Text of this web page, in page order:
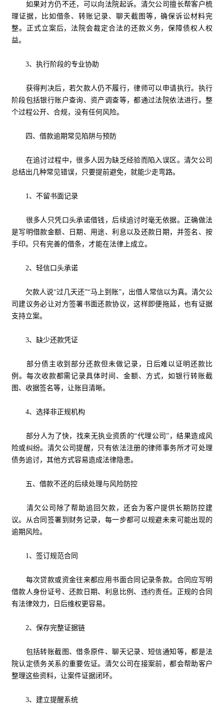
如果对方仍不还，可以向法院起诉。清欠公司擅长帮客户梳
理证据，比如借条、转账记录、聊天截图等，确保诉讼材料完
整。正式立案后，法院会裁定合法的还款义务，保障债权人权
益。
3、执行阶段的专业协助
获得判决后，若欠款人仍不履行，律师可以申请执行。执行
阶段包括银行账户查询、资产调查等，都通过法院依法进行。整
个过程公开、合规，没有任何风险。
四、借款逾期常见陷阱与预防
在追讨过程中，很多人因为缺乏经验而陷入误区。清欠公司
总结出几种常见错误，只要提前避免，就能少走弯路。
1、不留书面记录
很多人只凭口头承诺借钱，后续追讨时毫无依据。正确做法
是写明借款金额、日期、用途、利息以及还款日期，并签名、按
手印。只有完善的借条，才能在法律上成立。
2、轻信口头承诺
欠款人说“过几天还”“马上到账”，出借人常信以为真。清欠公
司建议务必让对方签署书面还款协议，这样即便拖延，也有证据
支持立案。
3、缺少还款凭证
部分债主收到部分还款但未做记录，日后难以证明还款比
例。每次收款都需记录具体时间、金额、方式，如银行转账截
图、收据签名等，让账目清晰。
4、选择非正规机构
部分人为了快，找来无执业资质的“代理公司”，结果造成风
险或纠纷。清欠公司提醒，只有依法注册的律师事务所才可处理
债务追讨，其他方式容易造成法律隐患。
五、借款不还的后续处理与风险防控
清欠公司除了帮助追回欠款，还会为客户提供长期防控建
议。从合同签署到财务记录，每一步都可以规避未来可能出现的
逾期风险。
1、签订规范合同
每次贷款或资金往来都应用书面合同记录条款。合同应写明
借款人身份证号、还款日期、利息比例、违约责任。正规的合同
有法律效力，日后维权更容易。
2、保存完整证据链
包括转账截图、借条原件、聊天记录、短信通知等，都是法
院认定债务关系的重要佐证。清欠公司在接案前，都会帮助客户
整理这些资料，让案件证据闭环。
3、建立提醒系统